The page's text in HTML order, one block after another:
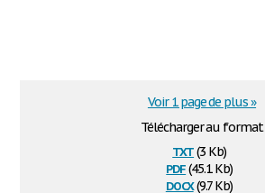
Télécharger au format
txt(3 Kb)
pdf(45.1 Kb)
docx(9.7 Kb)
Voir 1 page de plus »